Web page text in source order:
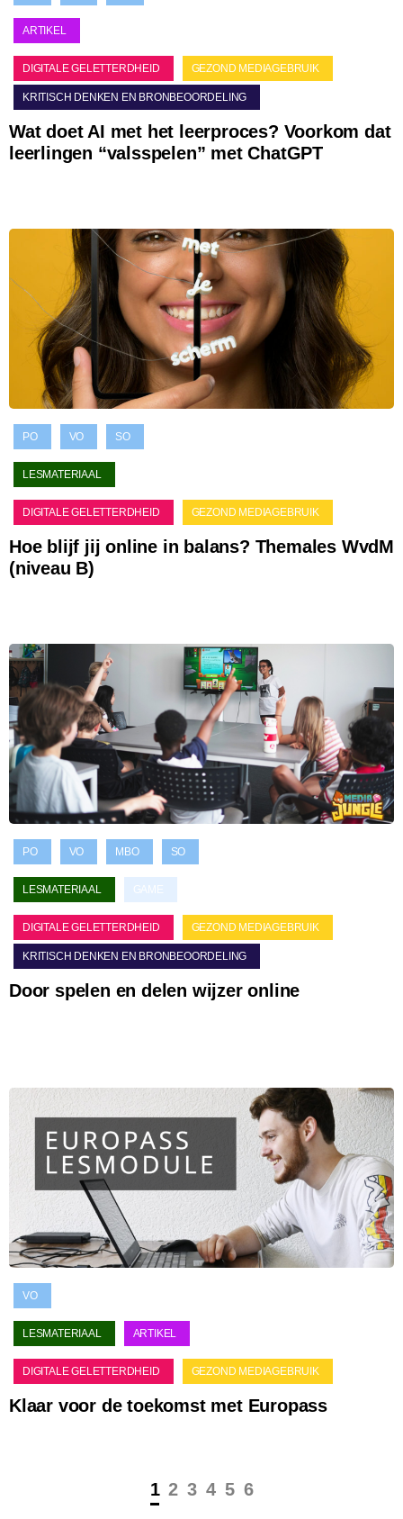
ARTIKEL
DIGITALE GELETTERDHEID GEZOND MEDIAGEBRUIK
KRITISCH DENKEN EN BRONBEOORDELING
Wat doet AI met het leerproces? Voorkom dat
leerlingen “valsspelen” met ChatGPT
PO VO SO
LESMATERIAAL
DIGITALE GELETTERDHEID GEZOND MEDIAGEBRUIK
Hoe blijf jij online in balans? Themales WvdM
(niveau B)
PO VO MBO SO
LESMATERIAAL GAME
DIGITALE GELETTERDHEID GEZOND MEDIAGEBRUIK
KRITISCH DENKEN EN BRONBEOORDELING
Door spelen en delen wijzer online
VO
LESMATERIAAL ARTIKEL
DIGITALE GELETTERDHEID GEZOND MEDIAGEBRUIK
Klaar voor de toekomst met Europass
1 2 3 4 5 6